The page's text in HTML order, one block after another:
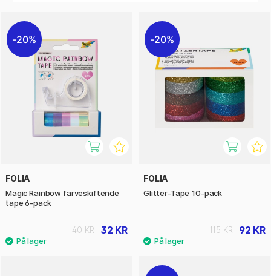
etiketter, gaveindpakning og meget mere.
20%
FOLIA
Magic Rainbow farveskiftende
tape 6-pack
32 KR
40 KR
20%
FOLIA
Glitter-Tape 10-pack
92 KR
115 KR